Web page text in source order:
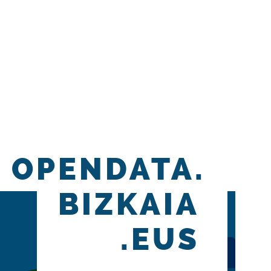
OPENDATA.
BIZKAIA
.EUS